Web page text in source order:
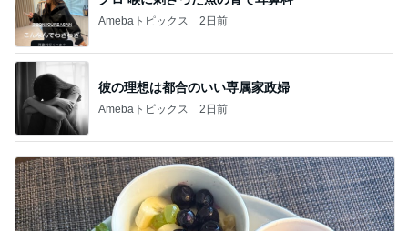
Amebaトピックス 2日前
彼の理想は都合のいい専属家政婦
Amebaトピックス 2日前